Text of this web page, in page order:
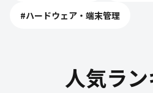
#ハードウェア・端末管理
人気ラ